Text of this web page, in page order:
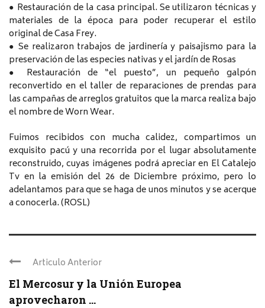
● Restauración de la casa principal. Se utilizaron técnicas y
materiales de la época para poder recuperar el estilo
original de Casa Frey.
● Se realizaron trabajos de jardinería y paisajismo para la
preservación de las especies nativas y el jardín de Rosas
● Restauración de “el puesto”, un pequeño galpón
reconvertido en el taller de reparaciones de prendas para
las campañas de arreglos gratuitos que la marca realiza bajo
el nombre de Worn Wear.
Fuimos recibidos con mucha calidez, compartimos un
exquisito pacú y una recorrida por el lugar absolutamente
reconstruido, cuyas imágenes podrá apreciar en El Catalejo
Tv en la emisión del 26 de Diciembre próximo, pero lo
adelantamos para que se haga de unos minutos y se acerque
a conocerla. (ROSL)
Articulo Anterior
El Mercosur y la Unión Europea
aprovecharon ...